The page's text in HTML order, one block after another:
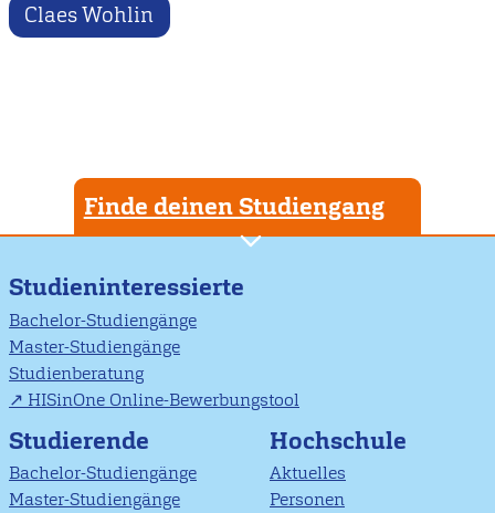
Claes Wohlin
Finde deinen Studiengang
Studieninteressierte
Bachelor-Studiengänge
Master-Studiengänge
Studienberatung
HISinOne Online-Bewerbungstool
Studierende
Bachelor-Studiengänge
Master-Studiengänge
Hochschule
Aktuelles
Personen